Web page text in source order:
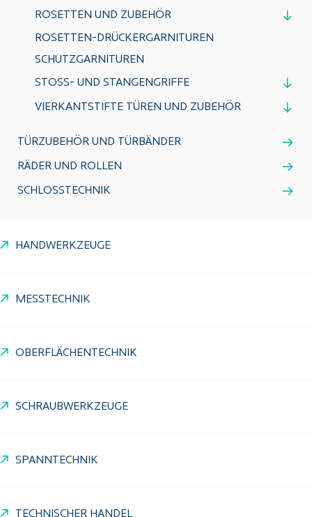
ROSETTEN UND ZUBEHÖR
ROSETTEN-DRÜCKERGARNITUREN
SCHUTZGARNITUREN
STOSS- UND STANGENGRIFFE
VIERKANTSTIFTE TÜREN UND ZUBEHÖR
TÜRZUBEHÖR UND TÜRBÄNDER
RÄDER UND ROLLEN
SCHLOSSTECHNIK
HANDWERKZEUGE
MESSTECHNIK
OBERFLÄCHENTECHNIK
SCHRAUBWERKZEUGE
SPANNTECHNIK
TECHNISCHER HANDEL